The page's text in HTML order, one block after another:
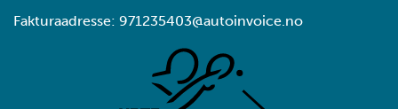
Fakturaadresse: 971235403@autoinvoice.no